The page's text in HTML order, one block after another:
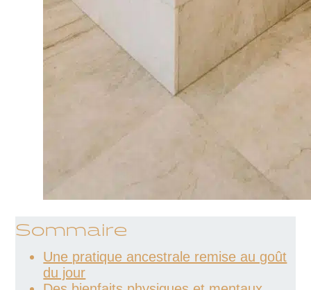
Sommaire
Une pratique ancestrale remise au goût
du jour